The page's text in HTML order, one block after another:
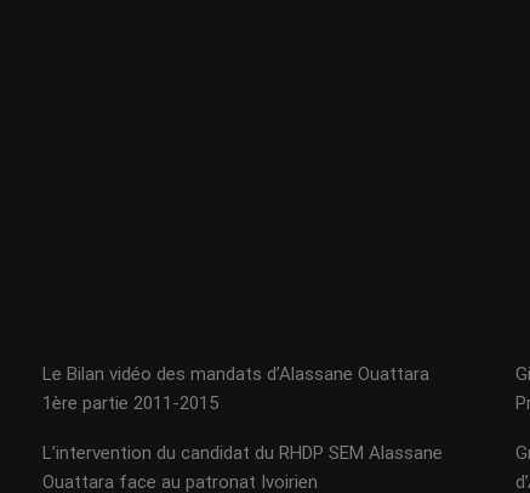
Le Bilan vidéo des mandats d’Alassane Ouattara
1ère partie 2011-2015
L’intervention du candidat du RHDP SEM Alassane
Ouattara face au patronat Ivoirien